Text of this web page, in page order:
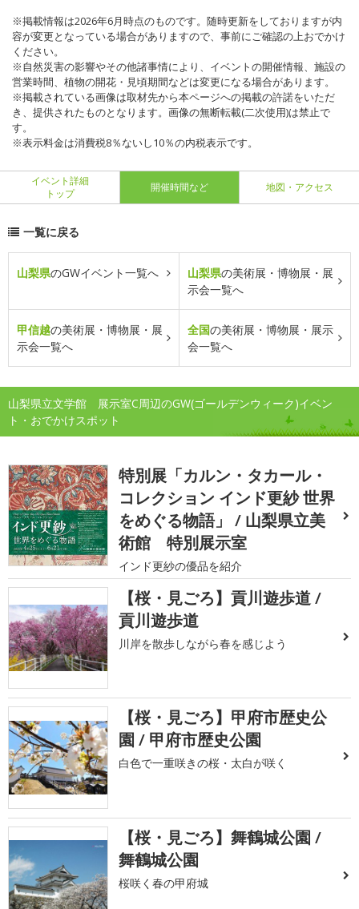
※掲載情報は2026年6月時点のものです。随時更新をしておりますが内
容が変更となっている場合がありますので、事前にご確認の上おでかけ
ください。
※自然災害の影響やその他諸事情により、イベントの開催情報、施設の
営業時間、植物の開花・見頃期間などは変更になる場合があります。
※掲載されている画像は取材先から本ページへの掲載の許諾をいただ
き、提供されたものとなります。画像の無断転載(二次使用)は禁止で
す。
※表示料金は消費税8％ないし10％の内税表示です。
イベント詳細
トップ
開催時間など 地図・アクセス
一覧に戻る
山梨県のGWイベント一覧へ 山梨県の美術展・博物展・展
示会一覧へ
甲信越の美術展・博物展・展
示会一覧へ
全国の美術展・博物展・展示
会一覧へ
山梨県立文学館 展示室C周辺のGW(ゴールデンウィーク)イベン
ト・おでかけスポット
特別展「カルン・タカール・
コレクション インド更紗 世界
をめぐる物語」 / 山梨県立美
術館 特別展示室
インド更紗の優品を紹介
【桜・見ごろ】貢川遊歩道 /
貢川遊歩道
川岸を散歩しながら春を感じよう
【桜・見ごろ】甲府市歴史公
園 / 甲府市歴史公園
白色で一重咲きの桜・太白が咲く
【桜・見ごろ】舞鶴城公園 /
舞鶴城公園
桜咲く春の甲府城